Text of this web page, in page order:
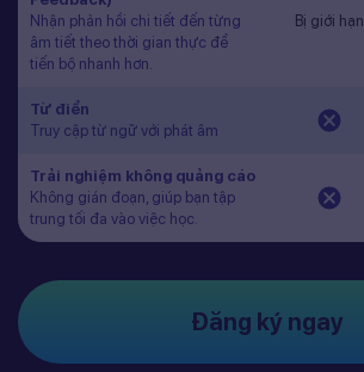
Nhận phản hồi chi tiết đến từng
âm tiết theo thời gian thực để
tiến bộ nhanh hơn.
Bị giới hạn
Từ điển
Truy cập từ ngữ với phát âm
Trải nghiệm không quảng cáo
Không gián đoạn, giúp bạn tập
trung tối đa vào việc học.
Đăng ký ngay